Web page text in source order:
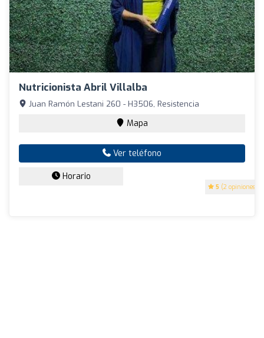
Nutricionista Abril Villalba
5 (2 opiniones)
Juan Ramón Lestani 260 - H3506, Resistencia
Mapa
Ver teléfono
Horario